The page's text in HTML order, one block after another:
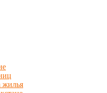
жилья